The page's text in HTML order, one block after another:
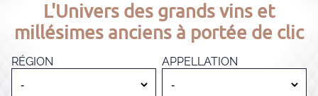
L'Univers des grands vins et
millésimes anciens à portée de clic
RÉGION APPELLATION